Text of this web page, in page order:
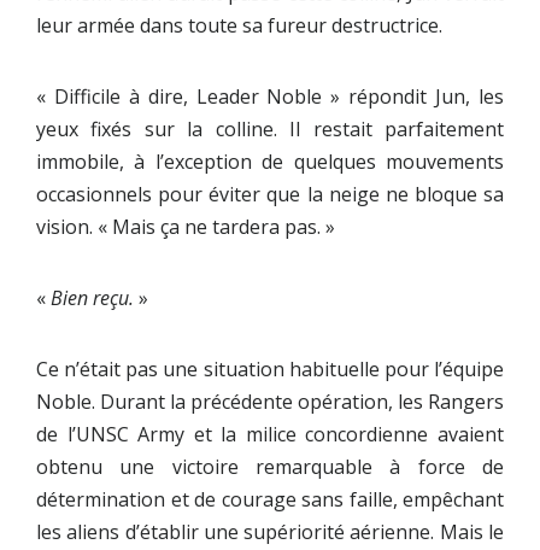
leur armée dans toute sa fureur destructrice.
« Difficile à dire, Leader Noble » répondit Jun, les
yeux fixés sur la colline. Il restait parfaitement
immobile, à l’exception de quelques mouvements
occasionnels pour éviter que la neige ne bloque sa
vision. « Mais ça ne tardera pas. »
«Bien reçu. »
Ce n’était pas une situation habituelle pour l’équipe
Noble. Durant la précédente opération, les Rangers
de l’UNSC Army et la milice concordienne avaient
obtenu une victoire remarquable à force de
détermination et de courage sans faille, empêchant
les aliens d’établir une supériorité aérienne. Mais le